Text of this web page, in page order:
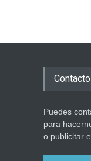
Contacto
Puedes
para
o publicitar